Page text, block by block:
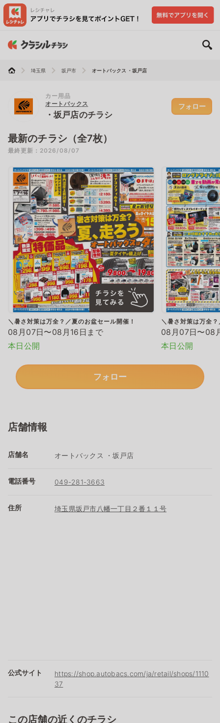
埼玉県 坂戸市 オートバックス ・坂戸店
カー用品
オートバックス
・坂戸店のチラシ
フォロー
最新のチラシ（全7枚）
最終更新：2026/08/07
＼暑さ対策は万全？／夏のお盆セール開催！
08月07日〜08月16日まで
本日公開
＼暑さ対策は万全
08月07日〜08
本日公開
フォロー
店舗情報
店舗名 オートバックス ・坂戸店
電話番号 049-281-3663
住所 埼玉県坂戸市八幡一丁目２番１１号
公式サイト
https://shop.autobacs.com/ja/retail/shops/1110
37
この店舗の近くのチラシ